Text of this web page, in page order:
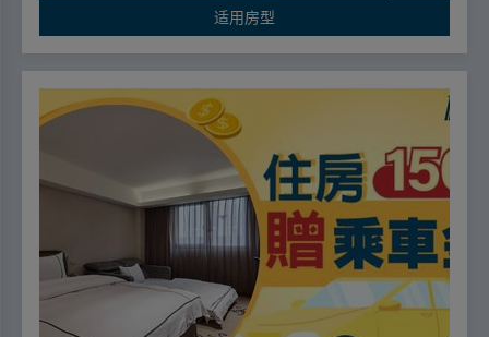
适用房型